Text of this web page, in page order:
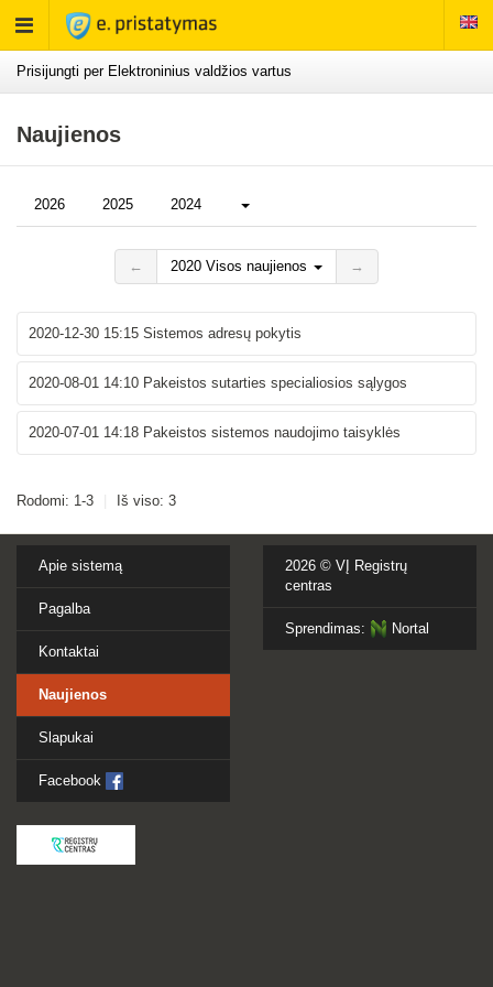
Rodyti
meniu
Prisijungti per Elektroninius valdžios vartus
Naujienos
2026 2025 2024 Daugiau...
← 2020 Visos naujienos →
2020-12-30 15:15 Sistemos adresų pokytis
2020-08-01 14:10 Pakeistos sutarties specialiosios sąlygos
2020-07-01 14:18 Pakeistos sistemos naudojimo taisyklės
Rodomi: 1-3 Iš viso: 3
Apie sistemą
Pagalba
Kontaktai
Naujienos
Slapukai
Facebook
2026 © VĮ Registrų
centras
Sprendimas: Nortal